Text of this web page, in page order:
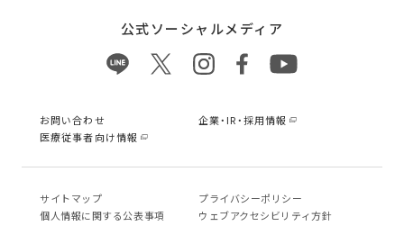
公式ソーシャルメディア
お問い合わせ
企業・IR・採用情報
医療従事者向け情報
サイトマップ
プライバシーポリシー
個⼈情報に関する公表事項
ウェブアクセシビリティ方針